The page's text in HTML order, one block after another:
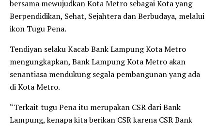
bersama mewujudkan Kota Metro sebagai Kota yang
Berpendidikan, Sehat, Sejahtera dan Berbudaya, melalui
ikon Tugu Pena.
Tendiyan selaku Kacab Bank Lampung Kota Metro
mengungkapkan, Bank Lampung Kota Metro akan
senantiasa mendukung segala pembangunan yang ada
di Kota Metro.
“Terkait tugu Pena itu merupakan CSR dari Bank
Lampung, kenapa kita berikan CSR karena CSR Bank